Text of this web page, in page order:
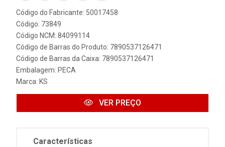
Código do Fabricante: 50017458
Código: 73849
Código NCM: 84099114
Código de Barras do Produto: 7890537126471
Código de Barras da Caixa: 7890537126471
Embalagem: PECA
Marca: KS
VER PREÇO
Características